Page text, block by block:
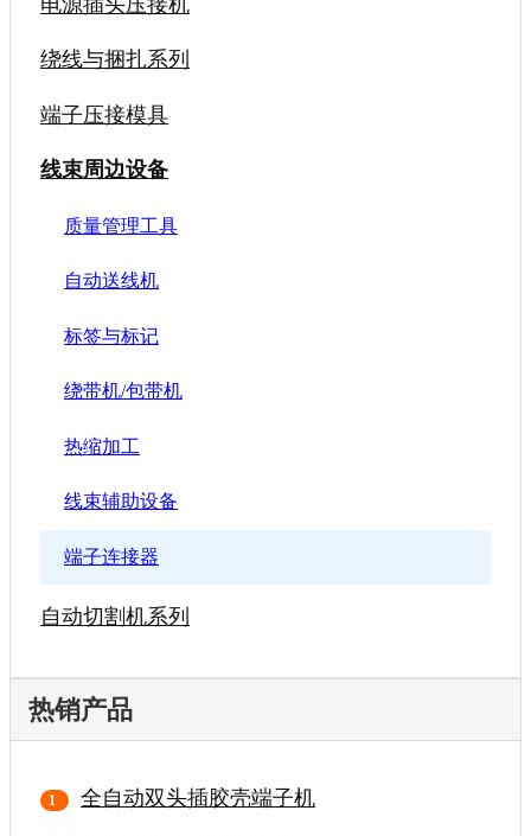
绕线与捆扎系列
端子压接模具
线束周边设备
质量管理工具
自动送线机
标签与标记
绕带机/包带机
热缩加工
线束辅助设备
端子连接器
自动切割机系列
热销产品
全自动双头插胶壳端子机